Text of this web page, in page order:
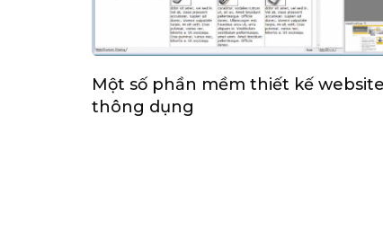
Một số phần mềm thiết kế website
thông dụng